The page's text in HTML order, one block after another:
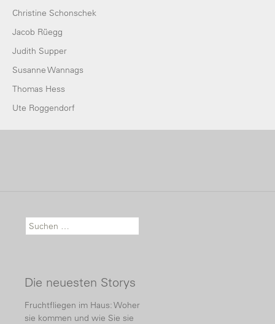
Christine Schonschek
Jacob Rüegg
Judith Supper
Susanne Wannags
Thomas Hess
Ute Roggendorf
Suche nach:
Die neuesten Storys
Fruchtfliegen im Haus: Woher
sie kommen und wie Sie sie